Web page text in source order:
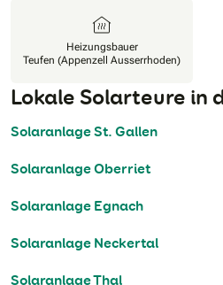
Heizungsbauer
Teufen (Appenzell Ausserrhoden)
Lokale Solarteure in
Solaranlage St. Gallen
Solaranlage Oberriet
Solaranlage Egnach
Solaranlage Neckertal
Solaranlage Thal